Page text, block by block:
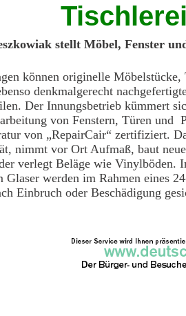
stellt Möbel, Fenster
können originelle Möbelstücke,
denkmalgerecht
Der Innungsbetrieb kümmert
von Fenstern, Türen und
von „RepairCair“ zertifiziert.
nimmt vor Ort Aufmaß, baut
verlegt Beläge wie Vinylböden.
werden im Rahmen eines
Einbruch oder Beschädigung